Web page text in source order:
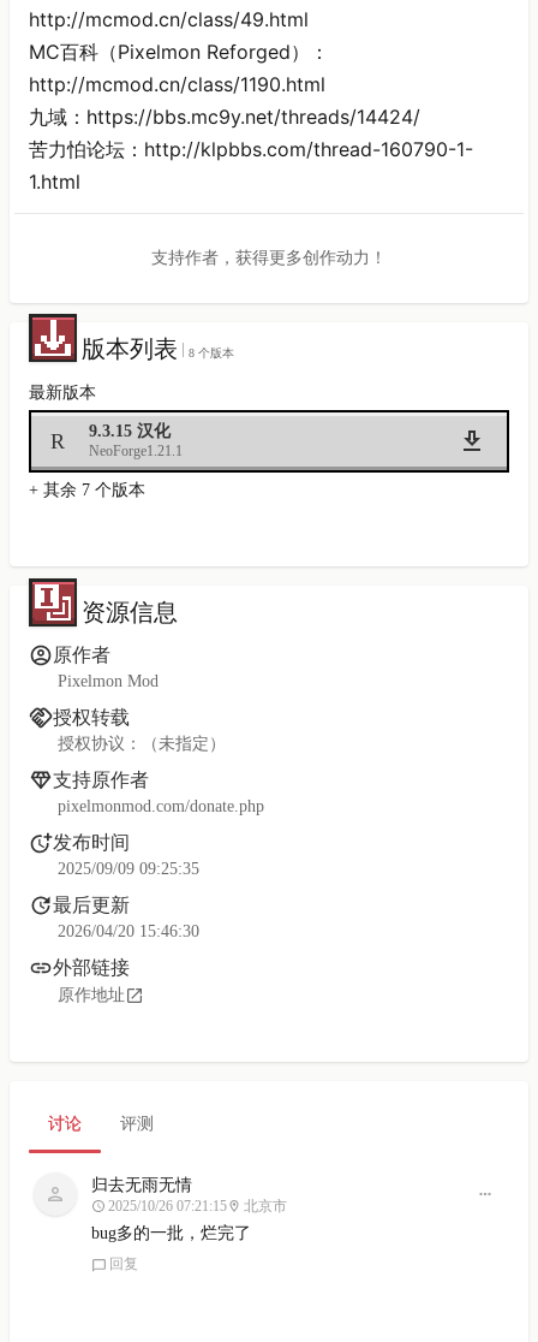
http://mcmod.cn/class/49.html
MC百科（Pixelmon Reforged）：
http://mcmod.cn/class/1190.html
九域：https://bbs.mc9y.net/threads/14424/
苦力怕论坛：http://klpbbs.com/thread-160790-1-
1.html
支持作者，获得更多创作动力！
版本列表 8 个版本
最新版本
R 9.3.15 汉化
NeoForge1.21.1
+ 其余 7 个版本
资源信息
原作者
Pixelmon Mod
授权转载
授权协议：（未指定）
支持原作者
pixelmonmod.com/donate.php
发布时间
2025/09/09 09:25:35
最后更新
2026/04/20 15:46:30
外部链接
原作地址
讨论 评测
归去无雨无情
2025/10/26 07:21:15 北京市
bug多的一批，烂完了
回复